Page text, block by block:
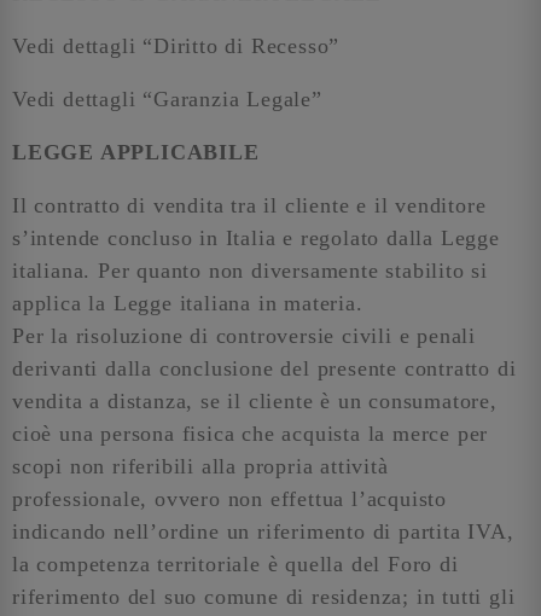
Vedi dettagli “Diritto di Recesso”
Vedi dettagli “Garanzia Legale”
LEGGE APPLICABILE
Il contratto di vendita tra il cliente e il venditore
s’intende concluso in Italia e regolato dalla Legge
italiana. Per quanto non diversamente stabilito si
applica la Legge italiana in materia.
Per la risoluzione di controversie civili e penali
derivanti dalla conclusione del presente contratto di
vendita a distanza, se il cliente è un consumatore,
cioè una persona fisica che acquista la merce per
scopi non riferibili alla propria attività
professionale, ovvero non effettua l’acquisto
indicando nell’ordine un riferimento di partita IVA,
la competenza territoriale è quella del Foro di
riferimento del suo comune di residenza; in tutti gli